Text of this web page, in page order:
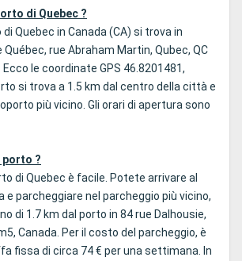
di Quebec ?
Quebec in Canada (CA) si trova in
Québec, rue Abraham Martin, Qubec, QC
Ecco le coordinate GPS 46.8201481,
si trova a 1.5 km dal centro della città e
più vicino. Gli orari di apertura sono
porto ?
di Quebec è facile. Potete arrivare al
e parcheggiare nel parcheggio più vicino,
di 1.7 km dal porto in 84 rue Dalhousie,
Canada. Per il costo del parcheggio, è
fissa di circa 74 € per una settimana. In